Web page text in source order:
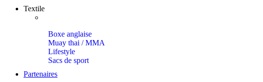
Textile
Boxe anglaise
Muay thai / MMA
Lifestyle
Sacs de sport
Partenaires